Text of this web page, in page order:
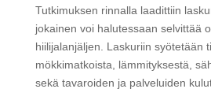
Tutkimuksen rinnalla laadittiin
jokainen voi halutessaan selvittää
hiilijalanjäljen. Laskuriin syötetään
mökkimatkoista, lämmityksestä,
sekä tavaroiden ja palveluiden